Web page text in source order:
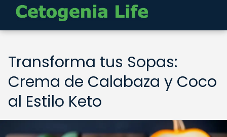
Transforma tus Sopas:
Crema de Calabaza y Coco
al Estilo Keto